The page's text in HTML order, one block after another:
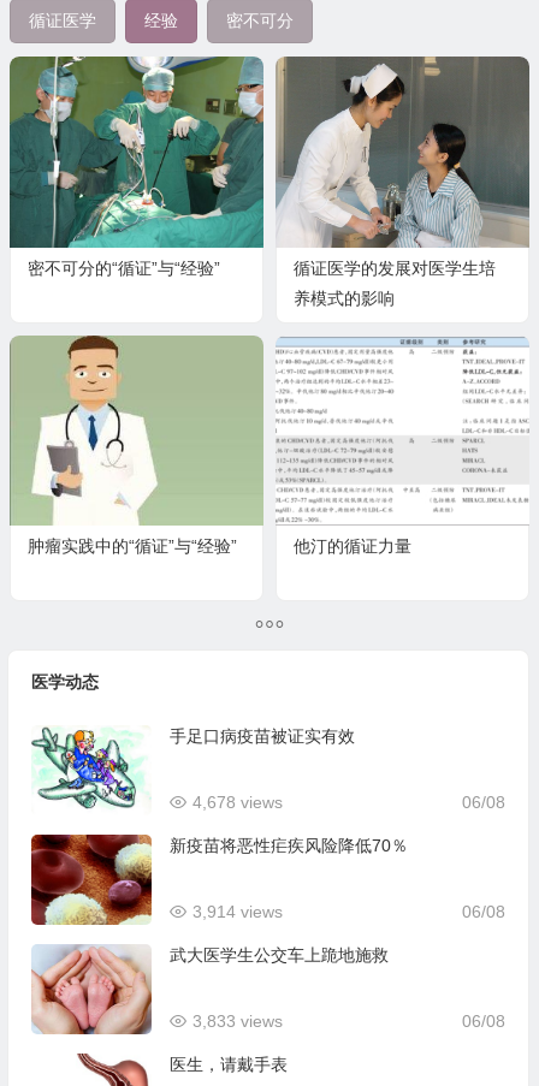
循证医学 经验 密不可分
密不可分的“循证”与“经验”
循证医学的发展对医学生培
养模式的影响
肿瘤实践中的“循证”与“经验” 他汀的循证力量
医学动态
手足口病疫苗被证实有效
06/08
4,678 views
新疫苗将恶性疟疾风险降低70％
06/08
3,914 views
武大医学生公交车上跪地施救
06/08
3,833 views
医生，请戴手表